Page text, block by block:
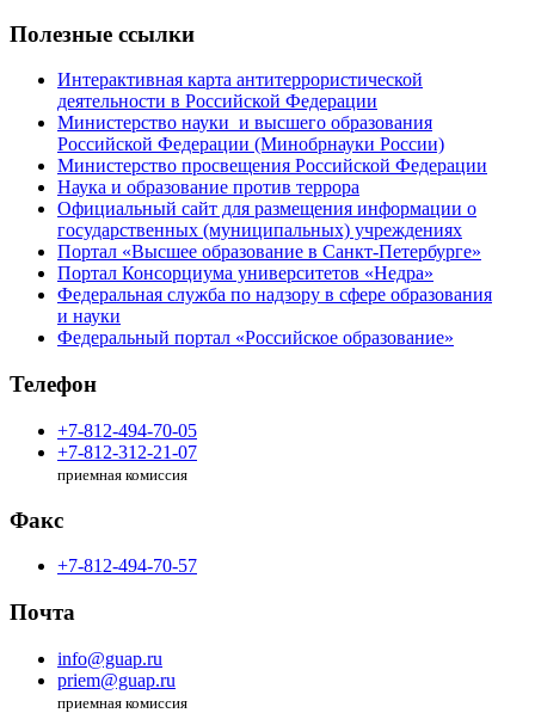
Полезные ссылки
Интерактивная карта антитеррористической
деятельности в Российской Федерации
Министерство науки и высшего образования
Российской Федерации (Минобрнауки России)
Министерство просвещения Российской Федерации
Наука и образование против террора
Официальный сайт для размещения информации о
государственных (муниципальных) учреждениях
Портал «Высшее образование в Санкт-Петербурге»
Портал Консорциума университетов «Недра»
Федеральная служба по надзору в сфере образования
и науки
Федеральный портал «Российское образование»
Телефон
+7-812-494-70-05
+7-812-312-21-07
приемная комиссия
Факс
+7-812-494-70-57
Почта
info@guap.ru
priem@guap.ru
приемная комиссия